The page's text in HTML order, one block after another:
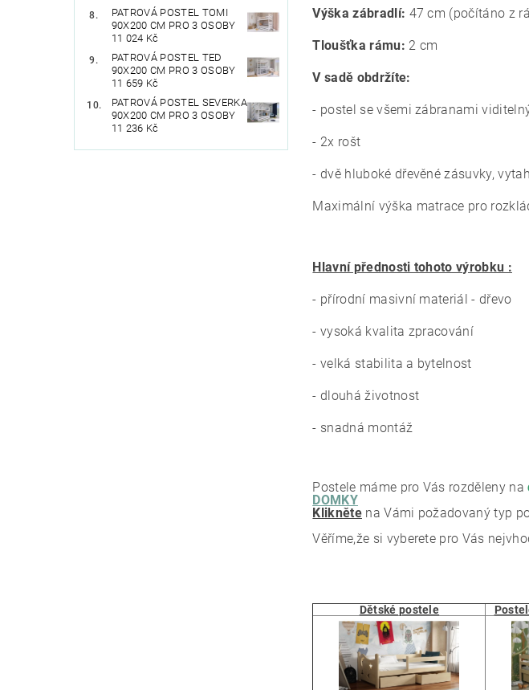
PATROVÁ POSTEL TOMI
90X200 CM PRO 3 OSOBY
11 024 Kč
PATROVÁ POSTEL TED
90X200 CM PRO 3 OSOBY
11 659 Kč
PATROVÁ POSTEL SEVERKA
90X200 CM PRO 3 OSOBY
11 236 Kč
Výška zábradlí: 47 cm (počítáno z
Tloušťka rámu: 2 cm
V sadě obdržíte:
- postel se všemi zábranami
- 2x rošt
- dvě hluboké dřevěné zásuvky,
Maximální výška matrace pro
Hlavní přednosti tohoto výrobku :
- přírodní masivní materiál - dřevo
- vysoká kvalita zpracování
- velká stabilita a bytelnost
- dlouhá životnost
- snadná montáž
Postele máme pro Vás rozděleny na
DOMKY
Klikněte na Vámi požadovaný typ
Věříme,že si vyberete pro Vás
Dětské postele